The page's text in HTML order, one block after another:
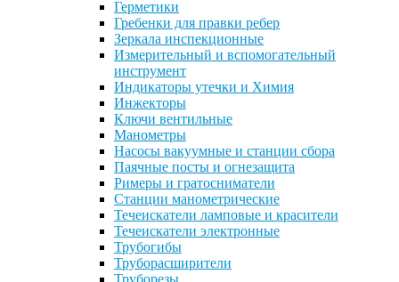
Герметики
Гребенки для правки ребер
Зеркала инспекционные
Измерительный и вспомогательный
инструмент
Индикаторы утечки и Химия
Инжекторы
Ключи вентильные
Манометры
Насосы вакуумные и станции сбора
Паячные посты и огнезащита
Римеры и гратосниматели
Станции манометрические
Течеискатели ламповые и красители
Течеискатели электронные
Трубогибы
Труборасширители
Труборезы